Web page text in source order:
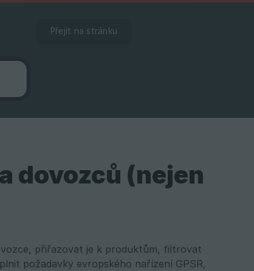
Přejít na stránku
dovozců (nejen
přiřazovat je k produktům, filtrovat
požadavky evropského nařízení GPSR,